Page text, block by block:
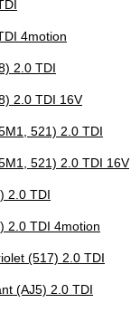
4motion
2.0 TDI
2.0 TDI 16V
521) 2.0 TDI
521) 2.0 TDI 16V
2.0 TDI
2.0 TDI 4motion
(517) 2.0 TDI
(AJ5) 2.0 TDI